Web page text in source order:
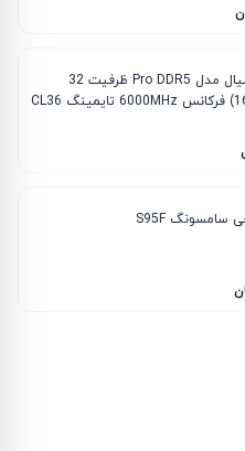
رم کامپیوتر کروشیال مدل Pro DDR5 ظرفیت 32